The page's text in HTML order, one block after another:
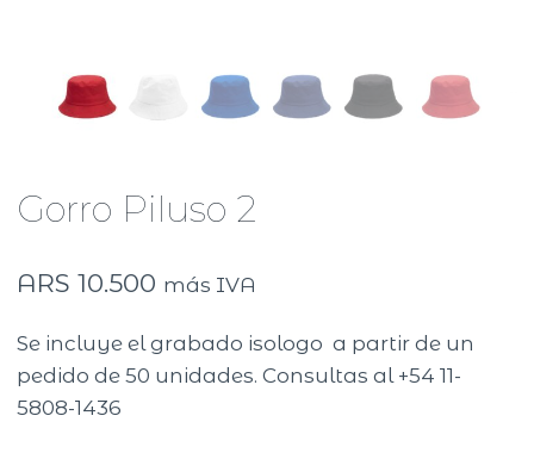
Gorro Piluso 2
ARS 10.500 más IVA
Se incluye el grabado isologo a partir de un
pedido de 50 unidades. Consultas al +54 11-
5808-1436